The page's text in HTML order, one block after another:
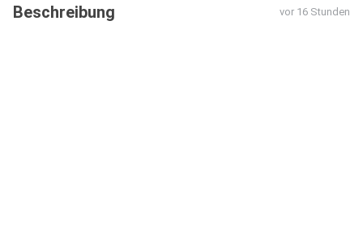
Beschreibung vor 16 Stunden